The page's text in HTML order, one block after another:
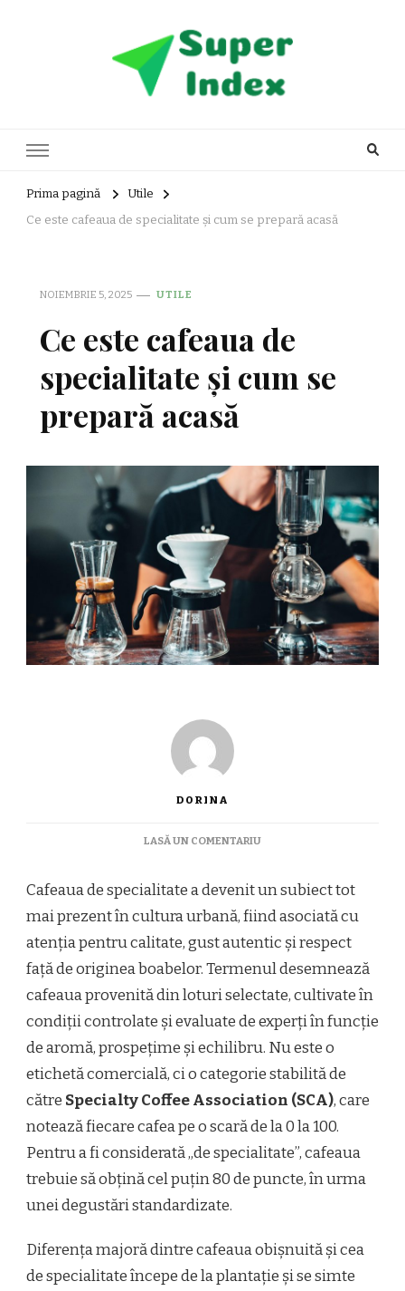
Prima pagină
Utile
Ce este cafeaua de specialitate și cum se prepară acasă
NOIEMBRIE 5, 2025 UTILE
Ce este cafeaua de
specialitate și cum se
prepară acasă
DORINA
LASĂ UN COMENTARIULA
CAFEAUA
DE
SPECIALITATE
ȘI
CUM
SE
PREPARĂ
Cafeaua de specialitate a devenit un subiect tot
mai prezent în cultura urbană, fiind asociată cu
atenția pentru calitate, gust autentic și respect
față de originea boabelor. Termenul desemnează
cafeaua provenită din loturi selectate, cultivate în
condiții controlate și evaluate de experți în funcție
de aromă, prospețime și echilibru. Nu este o
etichetă comercială, ci o categorie stabilită de
către Specialty Coffee Association (SCA), care
notează fiecare cafea pe o scară de la 0 la 100.
Pentru a fi considerată „de specialitate”, cafeaua
trebuie să obțină cel puțin 80 de puncte, în urma
unei degustări standardizate.
Diferența majoră dintre cafeaua obișnuită și cea
de specialitate începe de la plantație și se simte